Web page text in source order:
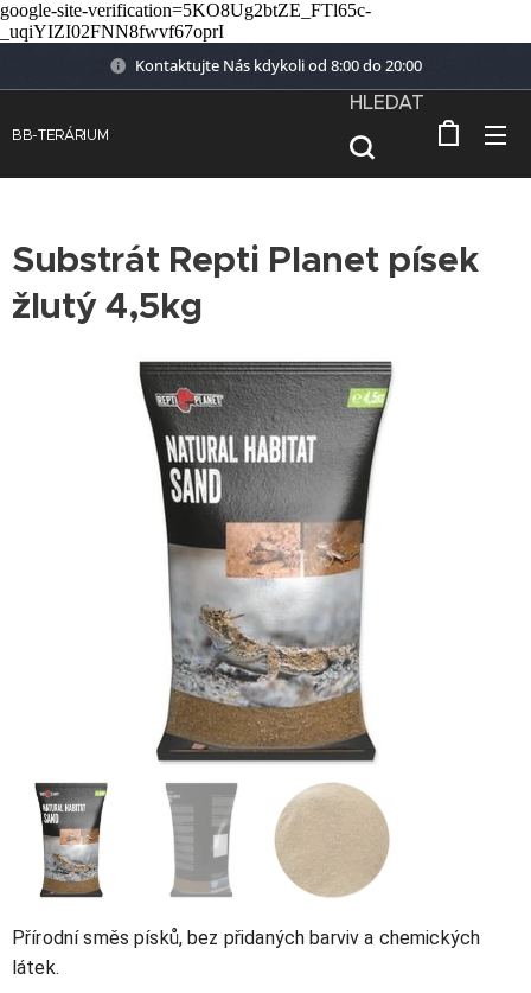
google-site-verification=5KO8Ug2btZE_FTl65c-
_uqiYIZI02FNN8fwvf67oprI
Kontaktujte Nás kdykoli od 8:00 do 20:00
BB-TERÁRIUM
HLEDAT
Substrát Repti Planet písek
žlutý 4,5kg
Přírodní směs písků, bez přidaných barviv a chemických
látek.